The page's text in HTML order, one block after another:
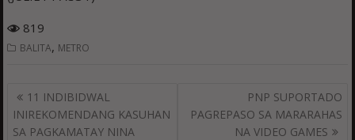
819
BALITA, METRO
Post
navigation
11 INDIBIDWAL
INIREKOMENDANG KASUHAN
SA PAGKAMATAY NINA
PNP SUPORTADO
PAGREPASO SA MARARAHAS
NA VIDEO GAMES